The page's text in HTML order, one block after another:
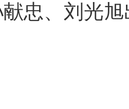
忠、刘光